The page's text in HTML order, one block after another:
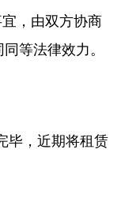
，由双方协商
等法律效力。
毕，近期将租赁